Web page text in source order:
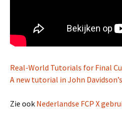
Real-World Tutorials for Final
A new tutorial in John
Zie ook Nederlandse FCP X